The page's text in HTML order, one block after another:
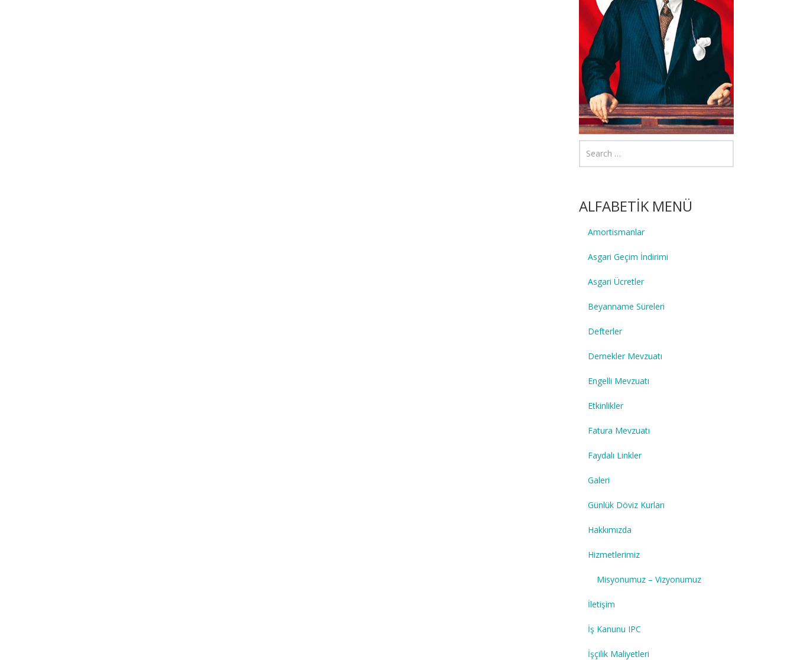
ALFABETİK MENÜ
Amortismanlar
Asgari Geçim İndirimi
Asgari Ücretler
Beyanname Süreleri
Defterler
Dernekler Mevzuatı
Engelli Mevzuatı
Etkinlikler
Fatura Mevzuatı
Faydalı Linkler
Galeri
Günlük Döviz Kurları
Hakkımızda
Hizmetlerimiz
Misyonumuz – Vizyonumuz
İletişim
İş Kanunu IPC
İşçilik Maliyetleri